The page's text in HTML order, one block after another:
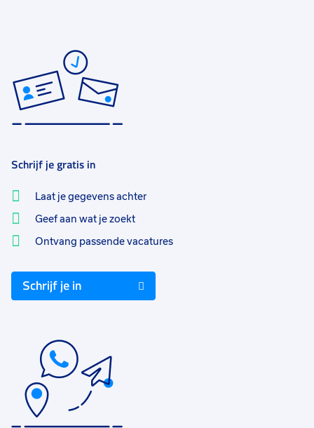
Schrijf je gratis in
Laat je gegevens achter
Geef aan wat je zoekt
Ontvang passende vacatures
Schrijf je in